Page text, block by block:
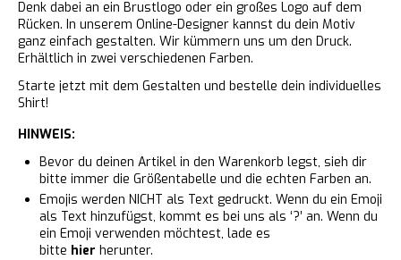
Denk dabei an ein Brustlogo oder ein großes Logo auf dem
Rücken. In unserem Online-Designer kannst du dein Motiv
ganz einfach gestalten. Wir kümmern uns um den Druck.
Erhältlich in zwei verschiedenen Farben.
Starte jetzt mit dem Gestalten und bestelle dein individuelles
Shirt!
HINWEIS:
Bevor du deinen Artikel in den Warenkorb legst, sieh dir
bitte immer die Größentabelle und die echten Farben an.
Emojis werden NICHT als Text gedruckt. Wenn du ein Emoji
als Text hinzufügst, kommt es bei uns als ‘?’ an. Wenn du
ein Emoji verwenden möchtest, lade es
bitte hier herunter.